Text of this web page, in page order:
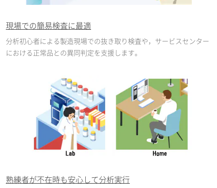
現場での簡易検査に最適
分析初心者による製造現場での抜き取り検査や，サービスセンター
における正常品との異同判定を支援します。
熟練者が不在時も安心して分析実行